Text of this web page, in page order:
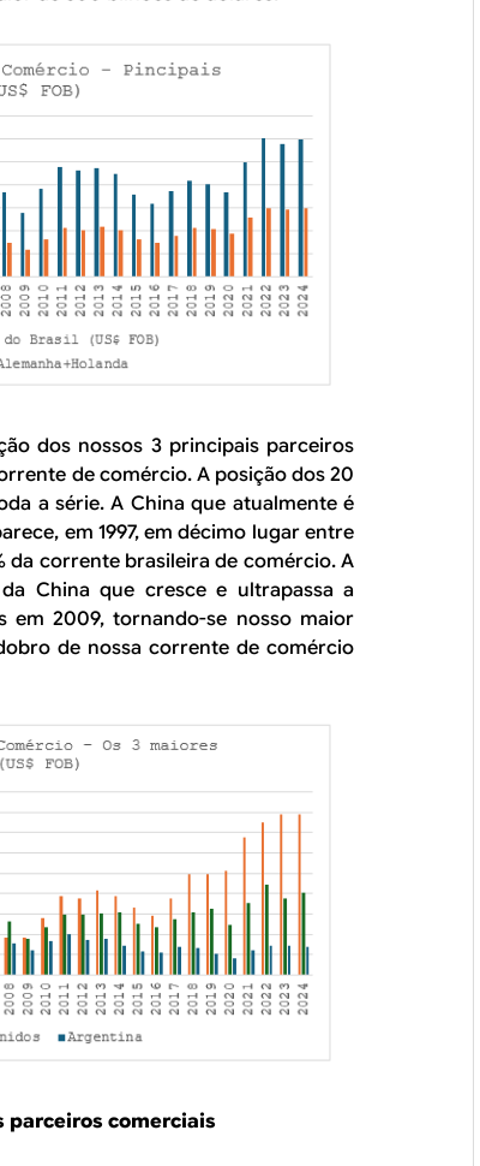
dos nossos 3 principais parceiros
de comércio. A posição dos 20
a série. A China que atualmente é
em 1997, em décimo lugar entre
da corrente brasileira de comércio. A
China que cresce e ultrapassa a
em 2009, tornando-se nosso maior
de nossa corrente de comércio
parceiros comerciais